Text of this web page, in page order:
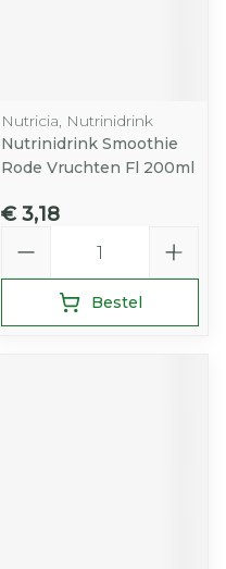
Nutricia, Nutrinidrink
Nutrinidrink Smoothie
Rode Vruchten Fl 200ml
€ 3,18
Bestel